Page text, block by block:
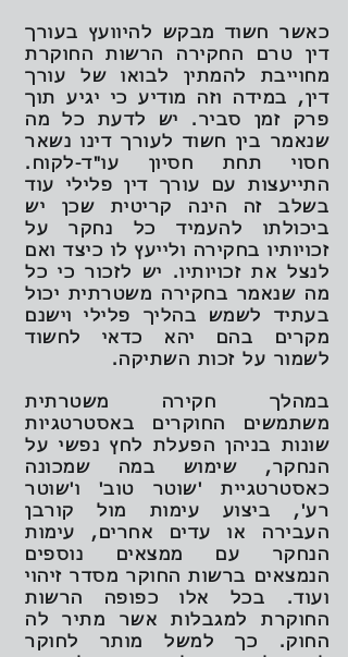
כאשר חשוד מבקש להיוועץ בעורך
דין טרם החקירה הרשות החוקרת
מחוייבת להמתין לבואו של עורך
דין, במידה וזה מודיע כי יגיע תוך
פרק זמן סביר. יש לדעת כל מה
שנאמר בין חשוד לעורך דינו נשאר
חסוי תחת חסיון עו"ד-לקוח.
התייעצות עם עורך דין פלילי עוד
בשלב זה הינה קריטית שכן יש
ביכולתו להעמיד כל נחקר על
זכויותיו בחקירה ולייעץ לו כיצד ואם
לנצל את זכויותיו. יש לזכור כי כל
מה שנאמר בחקירה משטרתית יכול
בעתיד לשמש בהליך פלילי וישנם
מקרים בהם יהא כדאי לחשוד
לשמור על זכות השתיקה.
במהלך חקירה משטרתית
משתמשים החוקרים באסטרטגיות
שונות בניהן הפעלת לחץ נפשי על
הנחקר, שימוש במה שמכונה
כאסטרטגיית 'שוטר טוב' ו'שוטר
רע', ביצוע עימות מול קורבן
העבירה או עדים אחרים, עימות
הנחקר עם ממצאים נוספים
הנמצאים ברשות החוקר מסדר זיהוי
ועוד. בכל אלו כפופה הרשות
החוקרת למגבלות אשר מתיר לה
החוק. כך למשל מותר לחוקר